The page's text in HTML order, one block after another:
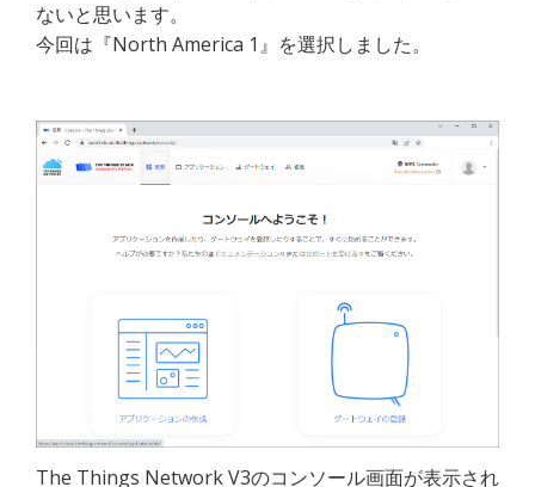
ないと思います。
今回は『North America 1』を選択しました。
The Things Network V3のコンソール画面が表示され